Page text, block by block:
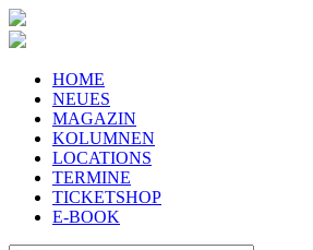
HOME
NEUES
MAGAZIN
KOLUMNEN
LOCATIONS
TERMINE
TICKETSHOP
E-BOOK